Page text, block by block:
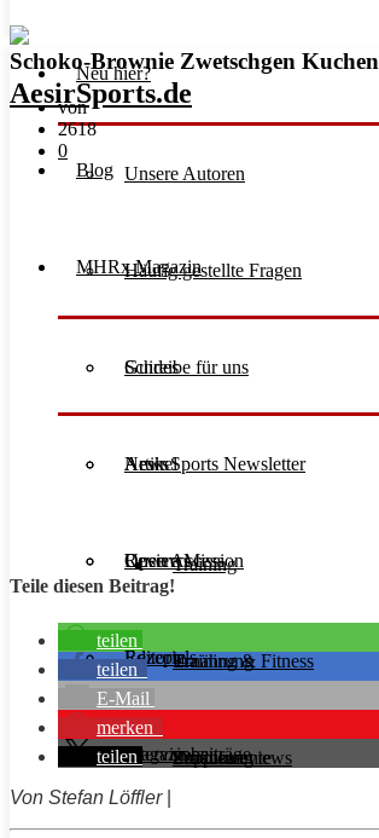
Unsere Autoren
Häufig gestellte Fragen
Schreibe für uns
Aesir Sports Newsletter
Unsere Mission
Neu hier?
Blog
Guides
Training
Ernährung
Supplemente
Artikel
Training & Fitness
Ernährung
Reviews
Produktreviews
Rezepte
Interviews
MHRx Magazin
News
Open Access
Editorials
Magazinbeiträge
Schoko-Brownie Zwetschgen Kuchen
von
2618
0
Teile diesen Beitrag!
teilen
teilen
E-Mail
merken
teilen
Von Stefan Löffler|